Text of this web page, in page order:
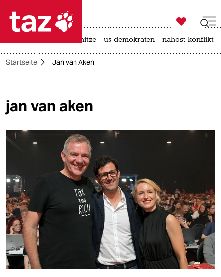
 taz zahl ich
taz zahl ich
politik
öko
gesellschaft
kultur
sport
berlin
nord
wahrheit

taz zahl ich
hitze us-demokraten nahost-konflikt
Startseite Jan van Aken
jan van aken